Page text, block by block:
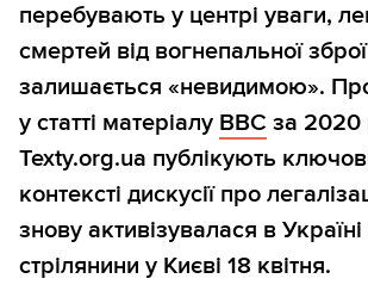
перебувають у центрі уваги,
смертей від вогнепальної зброї
залишається «невидимою».
у статті матеріалу BBC за 2020
Texty.org.ua публікують ключові
контексті дискусії про
знову активізувалася в Україні
стрілянини у Києві 18 квітня.